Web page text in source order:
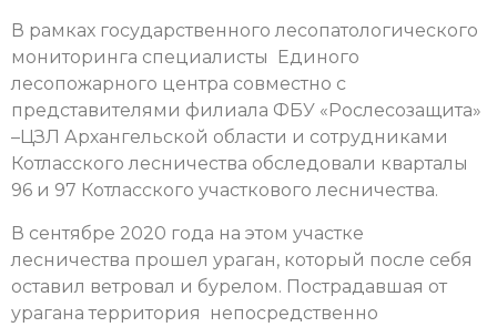
В рамках государственного лесопатологического
мониторинга специалисты Единого
лесопожарного центра совместно с
представителями филиала ФБУ «Рослесозащита»
–ЦЗЛ Архангельской области и сотрудниками
Котласского лесничества обследовали кварталы
96 и 97 Котласского участкового лесничества.
В сентябре 2020 года на этом участке
лесничества прошел ураган, который после себя
оставил ветровал и бурелом. Пострадавшая от
урагана территория непосредственно